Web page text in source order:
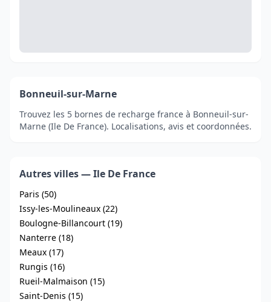
Bonneuil-sur-Marne
Trouvez les 5 bornes de recharge france à Bonneuil-sur-
Marne (Ile De France). Localisations, avis et coordonnées.
Autres villes — Ile De France
Paris (50)
Issy-les-Moulineaux (22)
Boulogne-Billancourt (19)
Nanterre (18)
Meaux (17)
Rungis (16)
Rueil-Malmaison (15)
Saint-Denis (15)